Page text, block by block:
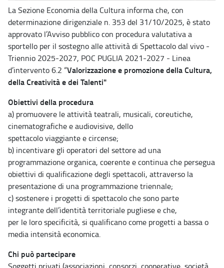
La Sezione Economia della Cultura informa che, con
determinazione dirigenziale n. 353 del 31/10/2025, è stato
approvato l’Avviso pubblico con procedura valutativa a
sportello per il sostegno alle attività di Spettacolo dal vivo -
Triennio 2025-2027, POC PUGLIA 2021-2027 - Linea
d’intervento 6.2 “Valorizzazione e promozione della Cultura,
della Creatività e dei Talenti"
Obiettivi della procedura
a) promuovere le attività teatrali, musicali, coreutiche,
cinematografiche e audiovisive, dello
spettacolo viaggiante e circense;
b) incentivare gli operatori del settore ad una
programmazione organica, coerente e continua che persegua
obiettivi di qualificazione degli spettacoli, attraverso la
presentazione di una programmazione triennale;
c) sostenere i progetti di spettacolo che sono parte
integrante dell’identità territoriale pugliese e che,
per le loro specificità, si qualificano come progetti a bassa o
media intensità economica.
Chi può partecipare